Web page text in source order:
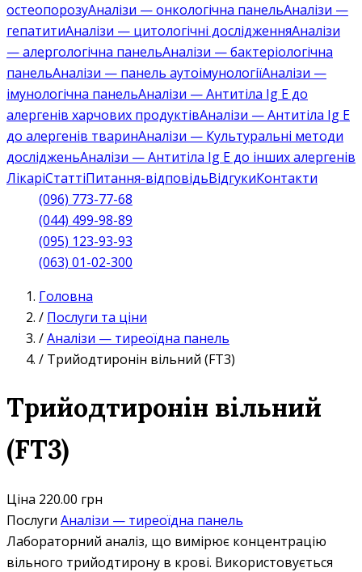
остеопорозуАналізи — онкологічна панельАналізи —
гепатитиАналізи — цитологічні дослідженняАналізи
— алергологічна панельАналізи — бактеріологічна
панельАналізи — панель аутоімунологіїАналізи —
імунологічна панельАналізи — Антитіла Ig E до
алергенів харчових продуктівАналізи — Антитіла Ig E
до алергенів тваринАналізи — Культуральні методи
дослідженьАналізи — Антитіла Ig E до інших алергенів
ЛікаріСтаттіПитання-відповідьВідгукиКонтакти
(096) 773-77-68
(044) 499-98-89
(095) 123-93-93
(063) 01-02-300
Головна
/ Послуги та ціни
/Аналізи — тиреоїдна панель
/ Трийодтиронін вільний (FТ3)
Трийодтиронін вільний
(FТ3)
Ціна 220.00 грн
Послуги Аналізи — тиреоїдна панель
Лабораторний аналіз, що вимірює концентрацію
вільного трийодтирону в крові. Використовується